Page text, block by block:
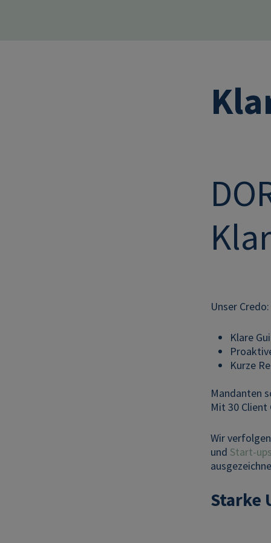
Unser Credo:
Klare
Kurze
Mandanten
Mit 30
Wir
und Start-
Starke